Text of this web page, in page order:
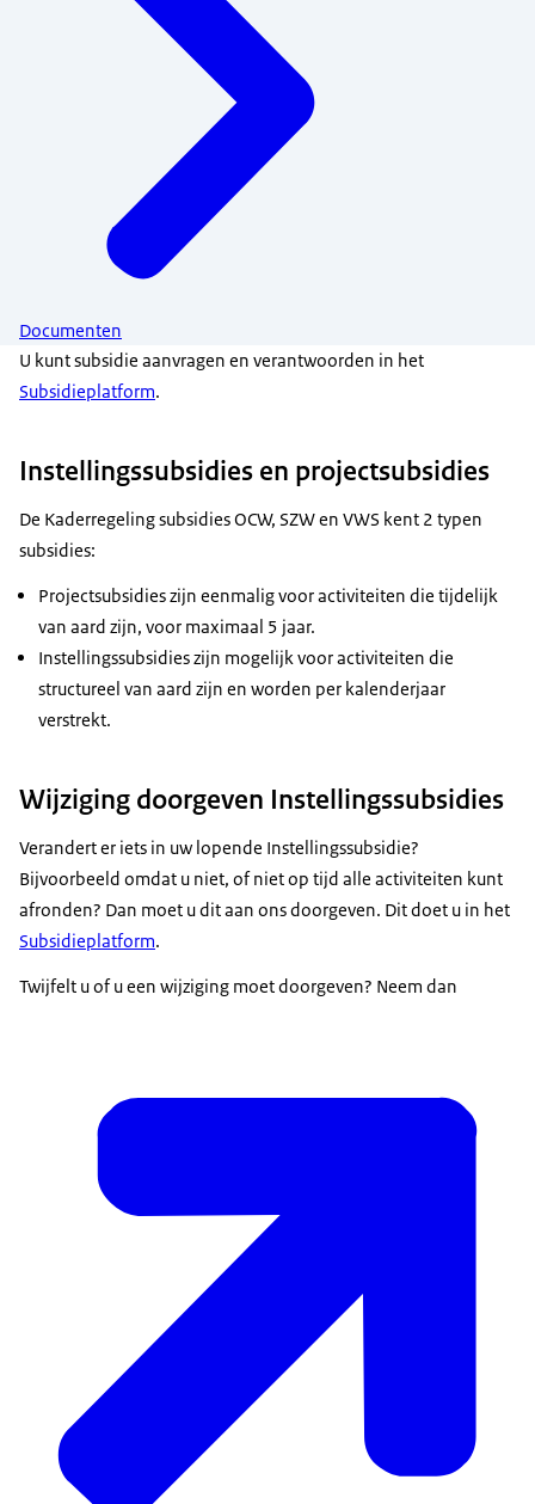
Documenten
U kunt subsidie aanvragen en verantwoorden in het
Subsidieplatform.
Instellingssubsidies en projectsubsidies
De Kaderregeling subsidies OCW, SZW en VWS kent 2 typen
subsidies:
Projectsubsidies zijn eenmalig voor activiteiten die tijdelijk
van aard zijn, voor maximaal 5 jaar.
Instellingssubsidies zijn mogelijk voor activiteiten die
structureel van aard zijn en worden per kalenderjaar
verstrekt.
Wijziging doorgeven Instellingssubsidies
Verandert er iets in uw lopende Instellingssubsidie?
Bijvoorbeeld omdat u niet, of niet op tijd alle activiteiten kunt
afronden? Dan moet u dit aan ons doorgeven. Dit doet u in het
Subsidieplatform.
Twijfelt u of u een wijziging moet doorgeven? Neem dan